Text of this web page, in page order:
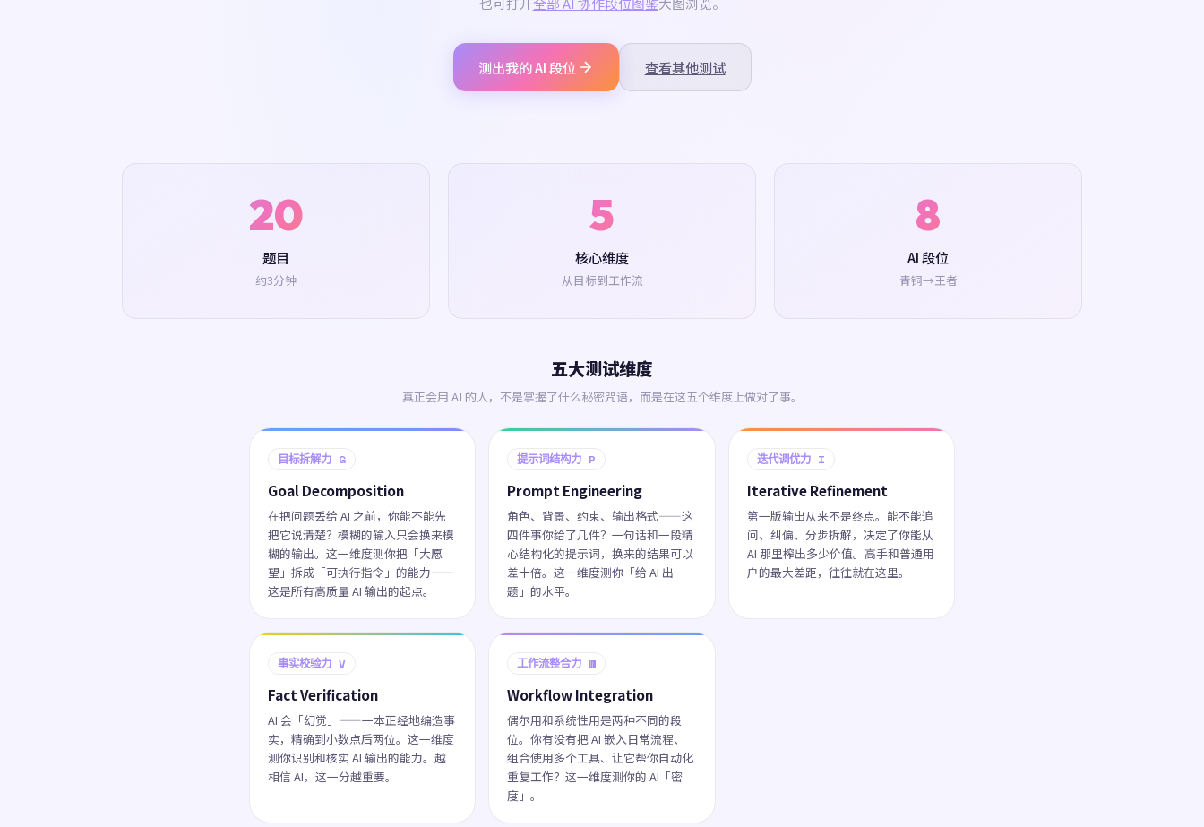
测出我的 AI 段位 查看其他测试
20
题目
约3分钟
5
核心维度
从目标到工作流
8
AI 段位
青铜→王者
五大测试维度
真正会用 AI 的人，不是掌握了什么秘密咒语，而是在这五个维度上做对了事。
目标拆解力 G
Goal Decomposition
在把问题丢给 AI 之前，你能不能先
把它说清楚？模糊的输入只会换来模
糊的输出。这一维度测你把「大愿
望」拆成「可执行指令」的能力——
这是所有高质量 AI 输出的起点。
提示词结构力 P
Prompt Engineering
角色、背景、约束、输出格式——这
四件事你给了几件？一句话和一段精
心结构化的提示词，换来的结果可以
差十倍。这一维度测你「给 AI 出
题」的水平。
迭代调优力 I
Iterative Refinement
第一版输出从来不是终点。能不能追
问、纠偏、分步拆解，决定了你能从
AI 那里榨出多少价值。高手和普通用
户的最大差距，往往就在这里。
事实校验力 V
Fact Verification
AI 会「幻觉」——一本正经地编造事
实，精确到小数点后两位。这一维度
测你识别和核实 AI 输出的能力。越
相信 AI，这一分越重要。
工作流整合力 W
Workflow Integration
偶尔用和系统性用是两种不同的段
位。你有没有把 AI 嵌入日常流程、
组合使用多个工具、让它帮你自动化
重复工作？这一维度测你的 AI「密
度」。